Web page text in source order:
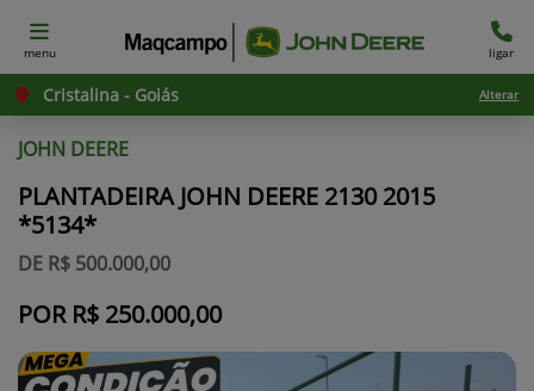
menu ligar
Cristalina - Goiás Alterar
JOHN DEERE
PLANTADEIRA JOHN DEERE 2130 2015
*5134*
DE R$ 500.000,00
POR R$ 250.000,00